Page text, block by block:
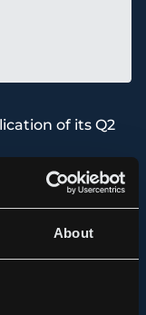
About
of its Q2